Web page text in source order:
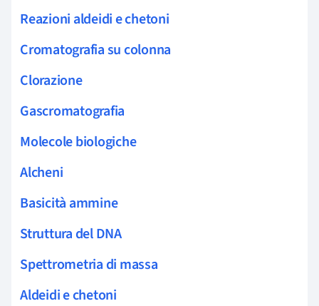
Reazioni aldeidi e chetoni
Cromatografia su colonna
Clorazione
Gascromatografia
Molecole biologiche
Alcheni
Basicità ammine
Struttura del DNA
Spettrometria di massa
Aldeidi e chetoni